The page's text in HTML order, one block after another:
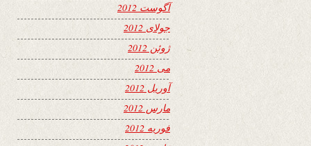
آگوست 2012
جولای 2012
ژوئن 2012
می 2012
آوریل 2012
مارس 2012
فوریه 2012